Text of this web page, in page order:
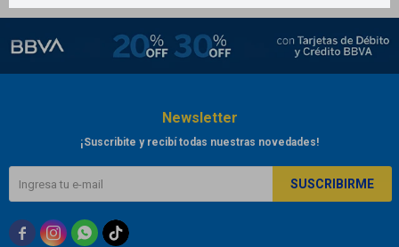
Newsletter
¡Suscribite y recibí todas nuestras novedades!
SUSCRIBIRME
  